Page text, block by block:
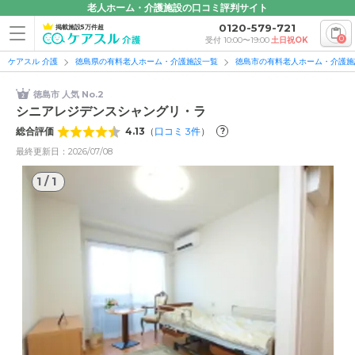
老人ホーム・介護施設の口コミ評判サイト
掲載施設5万件超 0120-579-721
受付 10:00〜19:00土日祝OK 0
ケアスル 介護 徳島県の有料老人ホーム・介護施設一覧 徳島市の有料老人ホーム・介護
徳島市 人気 No.2
シニアレジデンスシャングリ・ラ
総合評価 4.13 （ 口コミ 3件） ?
最終更新日：2026/07/08
1 / 1